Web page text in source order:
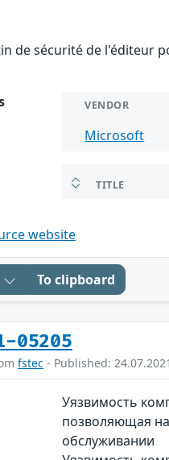
de sécurité de l'éditeur
VENDOR
Microsoft
TITLE
website
To clipboard
05205
fstec - Published: 24.07.2021
Уязвимость
позволяющая
обслуживании